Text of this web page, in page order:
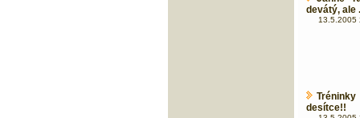
devátý, ale
13.5.2005
desítce!!